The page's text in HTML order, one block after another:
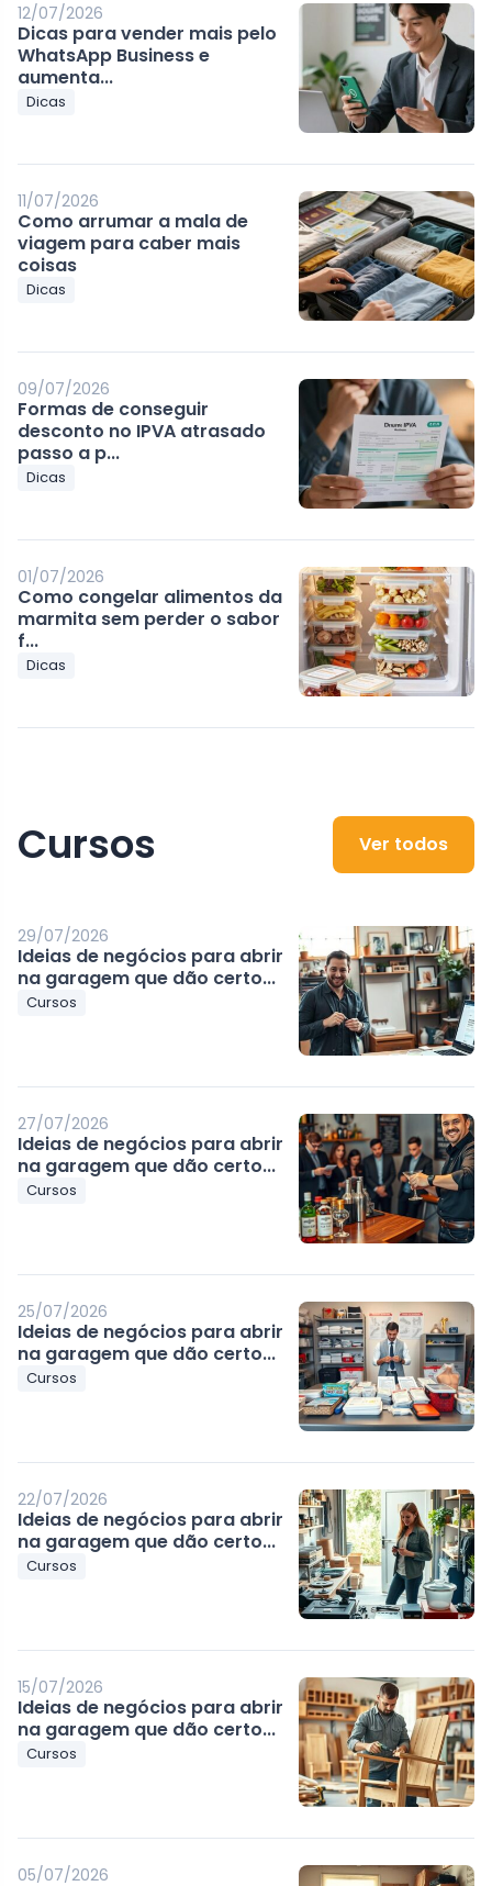
12/07/2026
Dicas para vender mais pelo
WhatsApp Business e
aumenta...
Dicas
11/07/2026
Como arrumar a mala de
viagem para caber mais
coisas
Dicas
09/07/2026
Formas de conseguir
desconto no IPVA atrasado
passo a p...
Dicas
01/07/2026
Como congelar alimentos da
marmita sem perder o sabor
f...
Dicas
Cursos Ver todos
29/07/2026
Ideias de negócios para abrir
na garagem que dão certo...
Cursos
27/07/2026
Ideias de negócios para abrir
na garagem que dão certo...
Cursos
25/07/2026
Ideias de negócios para abrir
na garagem que dão certo...
Cursos
22/07/2026
Ideias de negócios para abrir
na garagem que dão certo...
Cursos
15/07/2026
Ideias de negócios para abrir
na garagem que dão certo...
Cursos
05/07/2026